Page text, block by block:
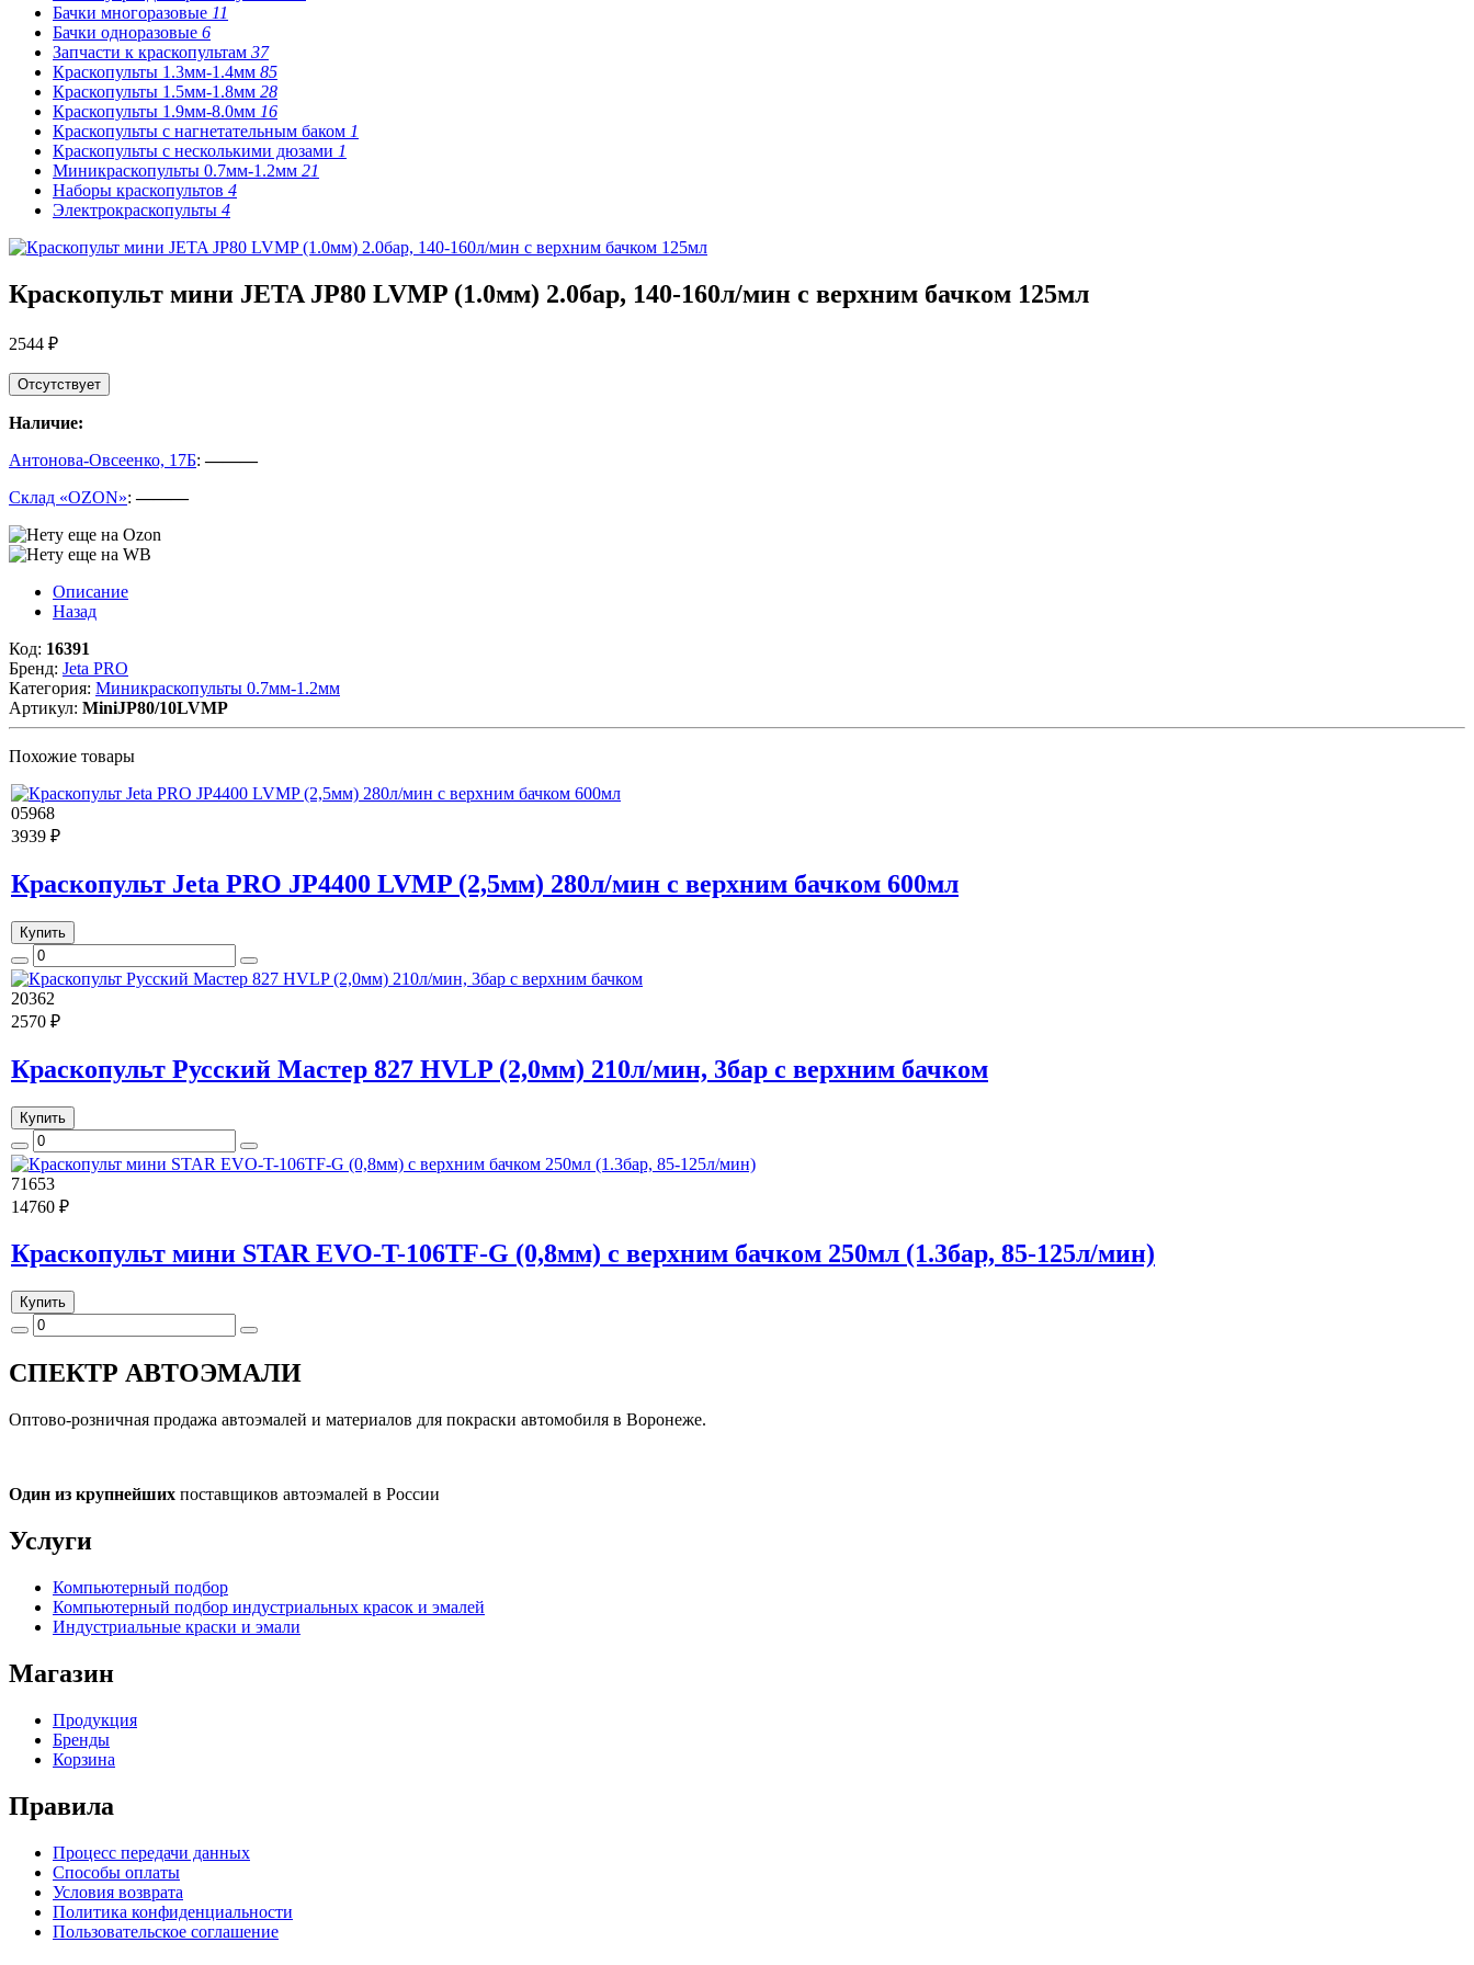
Бачки многоразовые 11
Бачки одноразовые 6
Запчасти к краскопультам 37
Краскопульты 1.3мм-1.4мм 85
Краскопульты 1.5мм-1.8мм 28
Краскопульты 1.9мм-8.0мм 16
Краскопульты с нагнетательным баком 1
Краскопульты с несколькими дюзами 1
Миникраскопульты 0.7мм-1.2мм 21
Наборы краскопультов 4
Электрокраскопульты 4
Краскопульт мини JETA JP80 LVMP (1.0мм) 2.0бар, 140-160л/мин с верхним бачком 125мл
2544 ₽
Отсутствует
Наличие:
Антонова-Овсеенко, 17Б:———
Склад «OZON»:———
Описание
Назад
Код: 16391
Бренд: Jeta PRO
Категория: Миникраскопульты 0.7мм-1.2мм
Артикул: MiniJP80/10LVMP
Похожие товары
05968
3939 ₽
Краскопульт Jeta PRO JP4400 LVMP (2,5мм) 280л/мин с верхним бачком 600мл
Купить
20362
2570 ₽
Краскопульт Русский Мастер 827 HVLP (2,0мм) 210л/мин, 3бар с верхним бачком
Купить
71653
14760 ₽
Краскопульт мини STAR EVO-T-106TF-G (0,8мм) с верхним бачком 250мл (1.3бар, 85-125л/мин)
Купить
СПЕКТР АВТОЭМАЛИ
Оптово-розничная продажа автоэмалей и материалов для покраски автомобиля в Воронеже.
Один из крупнейших поставщиков автоэмалей в России
Услуги
Компьютерный подбор
Компьютерный подбор индустриальных красок и эмалей
Индустриальные краски и эмали
Магазин
Продукция
Бренды
Корзина
Правила
Процесс передачи данных
Способы оплаты
Условия возврата
Политика конфиденциальности
Пользовательское соглашение